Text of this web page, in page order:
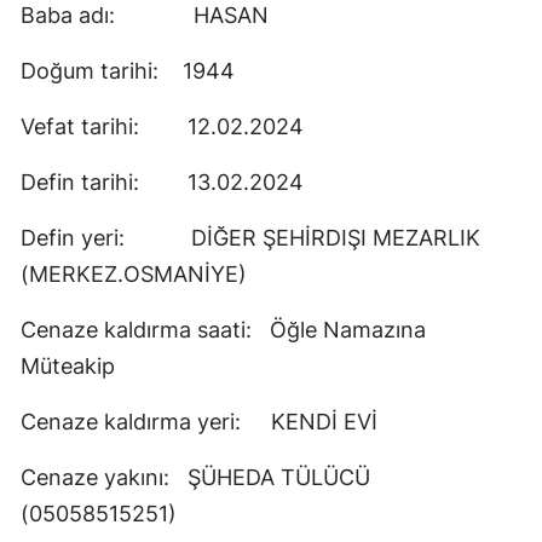
Baba adı: HASAN
Doğum tarihi: 1944
Vefat tarihi: 12.02.2024
Defin tarihi: 13.02.2024
Defin yeri: DİĞER ŞEHİRDIŞI MEZARLIK
(MERKEZ.OSMANİYE)
Cenaze kaldırma saati: Öğle Namazına
Müteakip
Cenaze kaldırma yeri: KENDİ EVİ
Cenaze yakını: ŞÜHEDA TÜLÜCÜ
(05058515251)